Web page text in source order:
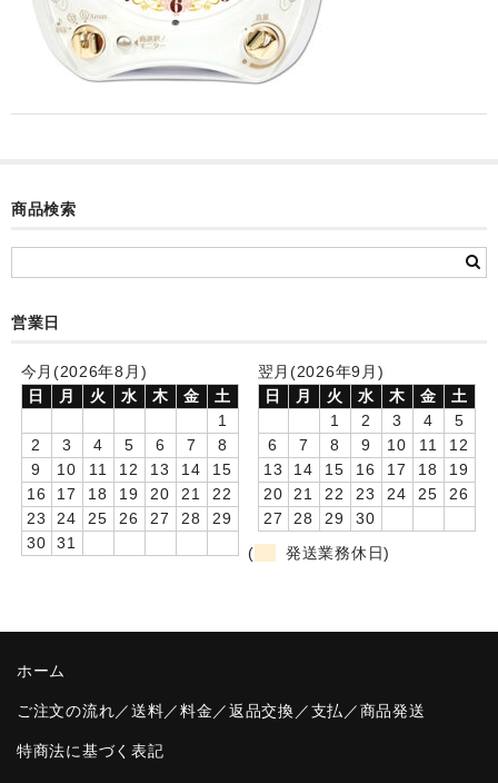
お絵かきギャラリープラス(絵＋個別)
メロディ時計(個別)
卒園DVDアルバム
園や先生への贈り物
卒業記念品
音声入りフォトフレームクロック(集合)
音声入りフォトフレームクロック(校歌)
スポーツウォッチ
制服メモリー
商品検索
営業日
今月(2026年8月)
日
月 火 水 木 金
土
1
2
3 4 5 6 7
8
9
10 11 12 13 14
15
16
17 18 19 20 21
22
23
24 25 26 27 28
29
30
31
翌月(2026年9月)
日
月 火 水 木 金
土
1
2 3 4
5
6
7 8 9 10 11
12
13
14 15 16 17 18
19
20
21 22 23 24 25
26
27
28 29
30
(
発送業務休日)
ホーム
ご注文の流れ／送料／料金／返品交換／支払／商品発送
特商法に基づく表記